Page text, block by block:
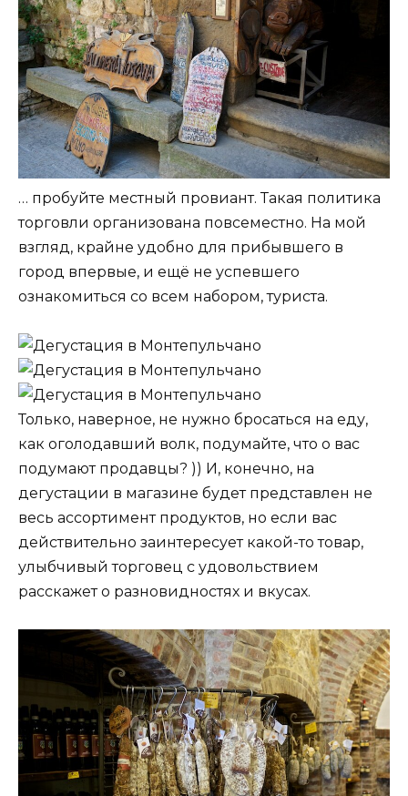
… пробуйте местный провиант. Такая политика
торговли организована повсеместно. На мой
взгляд, крайне удобно для прибывшего в
город впервые, и ещё не успевшего
ознакомиться со всем набором, туриста.
Только, наверное, не нужно бросаться на еду,
как оголодавший волк, подумайте, что о вас
подумают продавцы? )) И, конечно, на
дегустации в магазине будет представлен не
весь ассортимент продуктов, но если вас
действительно заинтересует какой-то товар,
улыбчивый торговец с удовольствием
расскажет о разновидностях и вкусах.